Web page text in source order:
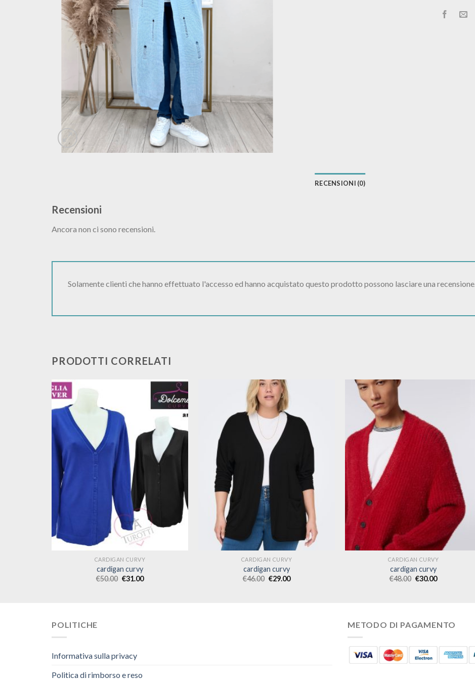
RECENSIONI (0)
Recensioni
Ancora non ci sono recensioni.
Solamente clienti che hanno effettuato l'accesso ed hanno acquistato questo prodotto possono lasciare una recensione.
PRODOTTI CORRELATI
CARDIGAN CURVY
cardigan curvy
€50.00 €31.00
CARDIGAN CURVY
cardigan curvy
€46.00 €29.00
CARDIGAN CURVY
cardigan curvy
€48.00 €30.00
POLITICHE
Informativa sulla privacy
Politica di rimborso e reso
METODO DI PAGAMENTO